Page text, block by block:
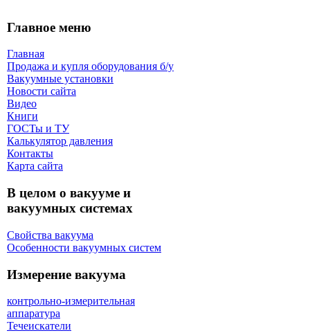
Главное меню
Главная
Продажа и купля оборудования б/y
Вакуумные установки
Новости сайта
Видео
Книги
ГОСТы и ТУ
Калькулятор давления
Контакты
Карта сaйта
В целом о вакууме и
вакуумных системах
Свойства вакуума
Особенности вакуумных систем
Измерение вакуума
контрольно-измерительная
аппаратура
Течеискатели